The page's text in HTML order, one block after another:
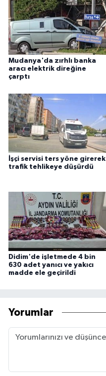
Mudanya'da zırhlı banka
aracı elektrik direğine
çarptı
İşçi servisi ters yöne girerek
trafik tehlikeye düşürdü
Didim'de işletmede 4 bin
630 adet yanıcı ve yakıcı
madde ele geçirildi
Yorumlar